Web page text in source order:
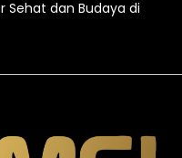
Sehat dan Budaya di